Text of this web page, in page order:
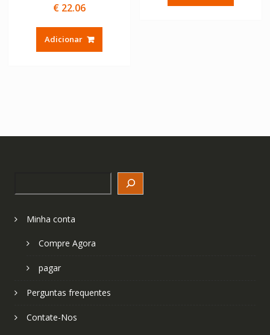
€22.06
Adicionar
Minha conta
Compre Agora
pagar
Perguntas frequentes
Contate-Nos